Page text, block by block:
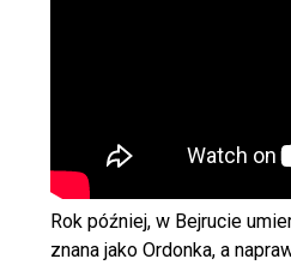
Rok później, w Bejrucie
znana jako Ordonka, a